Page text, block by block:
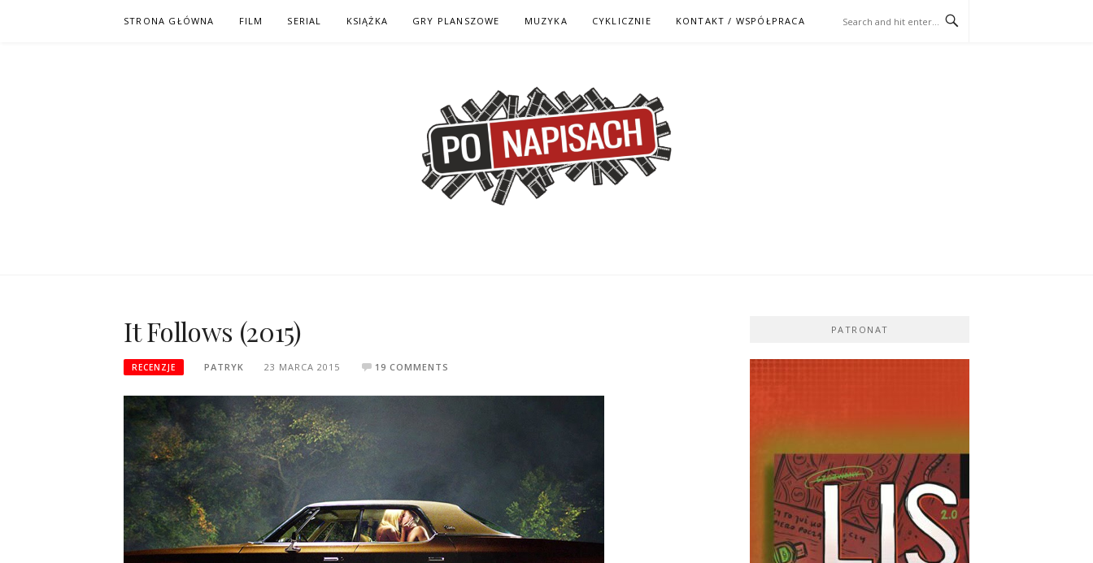
STRONA GŁÓWNA FILM SERIAL KSIĄŻKA GRY PLANSZOWE MUZYKA CYKLICZNIE KONTAKT / WSPÓŁPRACA
It Follows (2015)
RECENZJE PATRYK 23 MARCA 2015 19 COMMENTS
PATRONAT